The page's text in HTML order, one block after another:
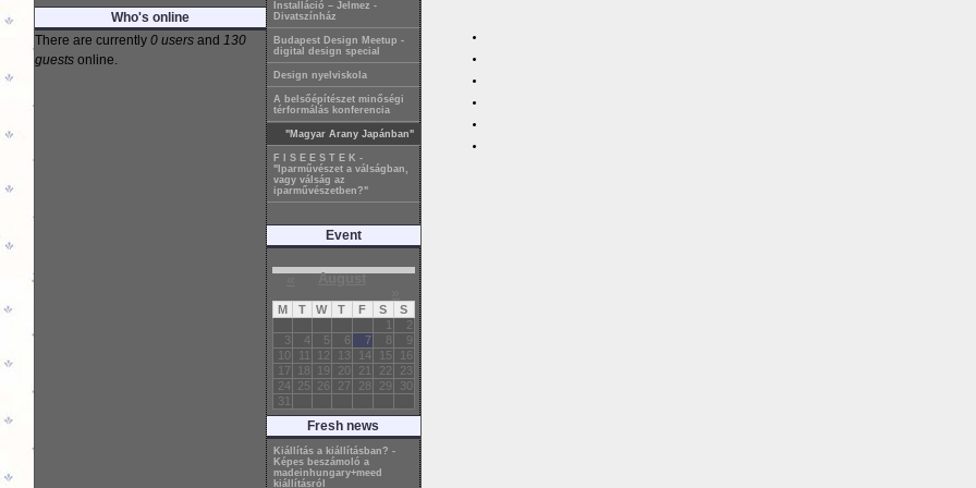
Who's online
There are currently 0 usersand 130
guestsonline.
Installáció – Jelmez -
Divatszínház
Budapest Design Meetup -
digital design special
Design nyelviskola
A belsőépítészet minőségi
térformálás konferencia
"Magyar Arany Japánban"
F I S E E S T E K -
"Iparművészet a válságban,
vagy válság az
iparművészetben?"
Event
« August
M T W T F S
S
1
2
3
4 5 6 7 8
9
10
11 12 13 14 15
16
17
18 19 20 21 22
23
24
25 26 27 28 29
30
31
Fresh news
Kiállítás a kiállításban? -
Képes beszámoló a
madeinhungary+meed
kiállításról